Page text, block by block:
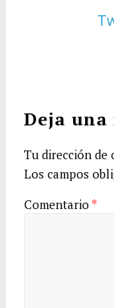
Deja una
Tu dirección de
Los campos
Comentario *